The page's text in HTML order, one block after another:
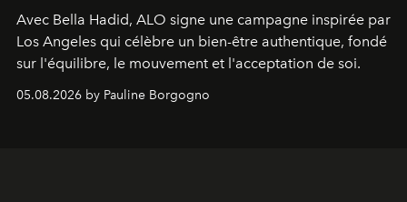
Avec Bella Hadid, ALO signe une campagne inspirée par
Los Angeles qui célèbre un bien-être authentique, fondé
sur l'équilibre, le mouvement et l'acceptation de soi.
05.08.2026 by Pauline Borgogno